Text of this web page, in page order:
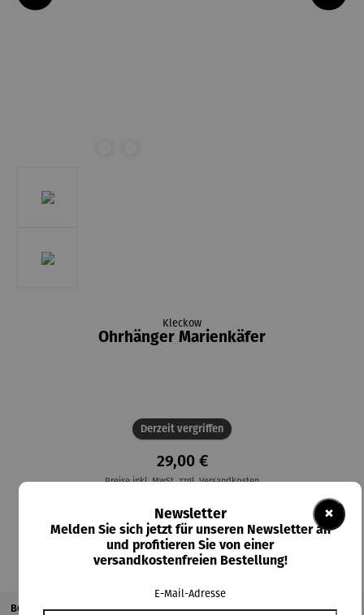
Kleckow
Ohrhänger Marienkäfer
Derzeit vergriffen
29,00 €
Preise inkl. MwSt. zzgl. Versandkosten
Nicht mehr verfügbar
Beschreibung
×
Newsletter
Melden Sie sich jetzt für unseren Newsletter an
und profitieren Sie von einer
versandkostenfreien Bestellung!
E-Mail-Adresse